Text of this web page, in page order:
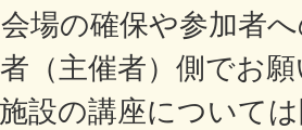
場の確保や参加者
（主催者）側でお
設の講座について